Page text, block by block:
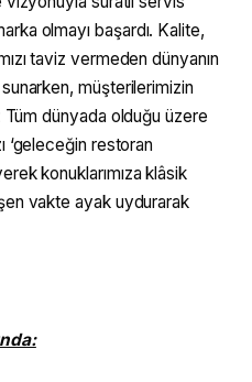
olmayı başardı. Kalite,
taviz vermeden dünyanın
müşterilerimizin
dünyada olduğu üzere
‘geleceğin restoran
konuklarımıza klâsik
vakte ayak uydurarak